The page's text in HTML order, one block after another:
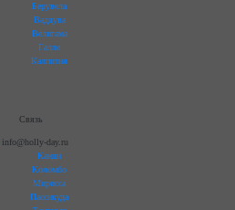
Берувела
Ваддува
Велигама
Галле
Калпития
Связь
info@holly-day.ru
Канди
Коломбо
Мирисса
Пассикуда